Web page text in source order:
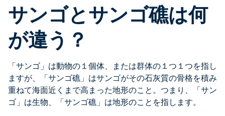
サンゴとサンゴ礁は何
が違う？
「サンゴ」は動物の１個体、または群体の１つ１つを指し
ますが、「サンゴ礁」はサンゴがその石灰質の骨格を積み
重ねて海面近くまで高まった地形のこと。つまり、「サン
ゴ」は生物、「サンゴ礁」は地形のことを指します。